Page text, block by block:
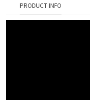
PRODUCT INFO